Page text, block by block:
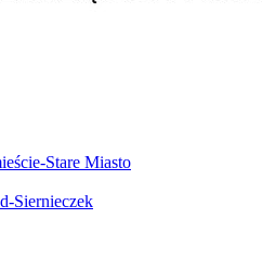
Stare Miasto
Siernieczek